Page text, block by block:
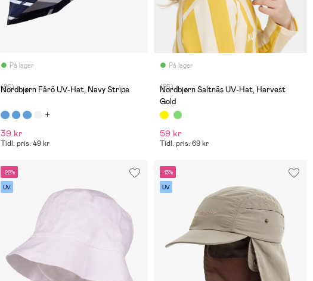
På lager
(26)
Nordbjørn Fårö UV-Hat, Navy Stripe
39 kr
Tidl. pris: 49 kr
På lager
(25)
Nordbjørn Saltnäs UV-Hat, Harvest
Gold
59 kr
Tidl. pris: 69 kr
-22%
UV
-13%
UV